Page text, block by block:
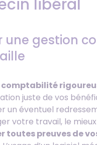
libéral
une gestion
comptabilité
juste de vos
un éventuel
votre travail, le
toutes preuves de